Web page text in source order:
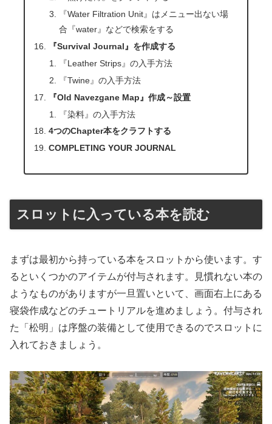
『Water Filtration Unit』はメニュー出ない場
合『water』などで検索をする
『Survival Journal』を作成する
『Leather Strips』の入手方法
『Twine』の入手方法
『Old Navezgane Map』作成～設置
『染料』の入手方法
4つのChapter本をクラフトする
COMPLETING YOUR JOURNAL
スロットに入っている本を読む
まずは最初から持っている本をスロットから使います。す
るといくつかのアイテムが付与されます。見慣れない本の
ようなものがありますが一旦置いといて、画面右上にある
寝袋作成などのチュートリアルを進めましょう。付与され
た「松明」は序盤の装備として使用できるのでスロットに
入れておきましょう。